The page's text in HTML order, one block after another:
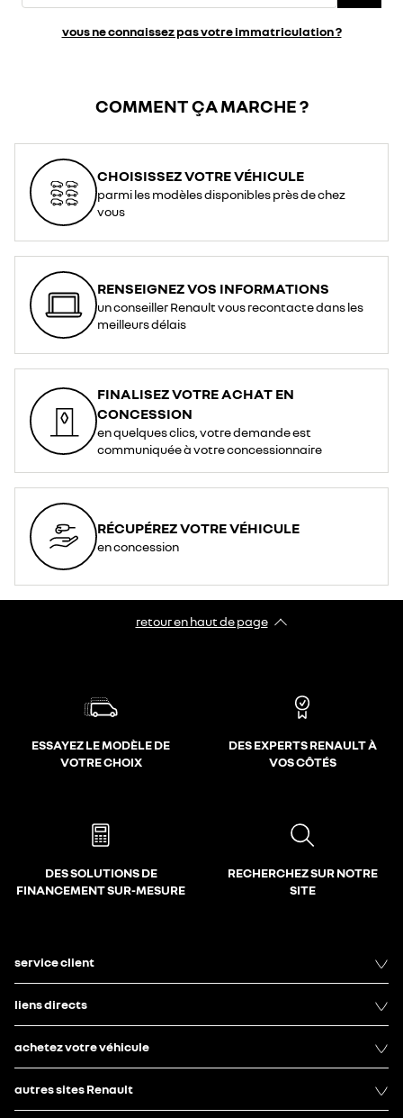
vous ne connaissez pas votre immatriculation ?
COMMENT ÇA MARCHE ?
CHOISISSEZ VOTRE VÉHICULE
parmi les modèles disponibles près de chez
vous
RENSEIGNEZ VOS INFORMATIONS
un conseiller Renault vous recontacte dans les
meilleurs délais
FINALISEZ VOTRE ACHAT EN
CONCESSION
en quelques clics, votre demande est
communiquée à votre concessionnaire
RÉCUPÉREZ VOTRE VÉHICULE
en concession
retour en haut de page​
ESSAYEZ LE MODÈLE DE
VOTRE CHOIX
DES EXPERTS RENAULT À
VOS CÔTÉS
DES SOLUTIONS DE
FINANCEMENT SUR-MESURE
RECHERCHEZ SUR NOTRE
SITE
service client
liens directs
achetez votre véhicule
autres sites Renault